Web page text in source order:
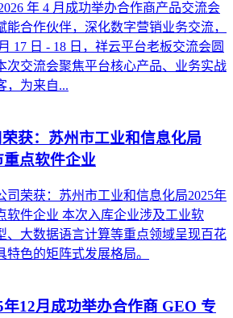
年 4 月成功举办合作商产品交流会
能合作伙伴，深化数字营销业务交流，
17 日 - 18 日，祥云平台老板交流会圆
次交流会聚焦平台核心产品、业务实战
，为来自...
获：苏州市工业和信息化局
点软件企业
司荣获：苏州市工业和信息化局2025年
软件企业 本次入库企业涉及工业软
、大数据语言计算等重点领域呈现百花
特色的矩阵式发展格局。
年12月成功举办合作商 GEO 专